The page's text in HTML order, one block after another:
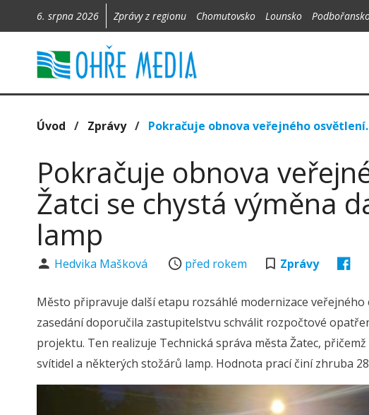
6. srpna 2026 Zprávy z regionu Chomutovsko Lounsko
Úvod / Zprávy/ Pokračuje obnova veřejného
Pokračuje obnova
Žatci se chystá výměna
lamp
Hedvika Mašková před rokem Zprávy
Město připravuje další etapu rozsáhlé modernizace veřejného
zasedání doporučila zastupitelstvu schválit rozpočtové
projektu. Ten realizuje Technická správa města Žatec,
svítidel a některých stožárů lamp. Hodnota prací činí zhruba